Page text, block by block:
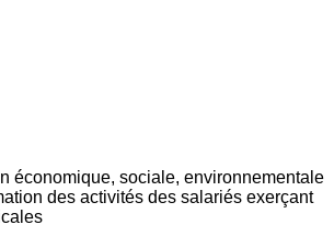
économique, sociale, environnementale
des activités des salariés exerçant